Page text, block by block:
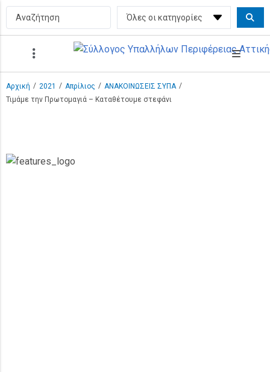
Αρχική / 2021 / Απρίλιος / ΑΝΑΚΟΙΝΩΣΕΙΣ ΣΥΠΑ /
Τιμάμε την Πρωτομαγιά – Καταθέτουμε στεφάνι